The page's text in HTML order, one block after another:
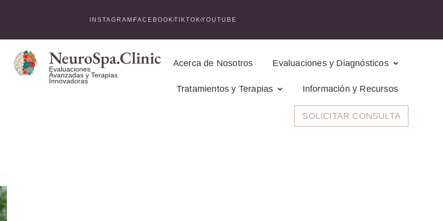
INSTAGRAM FACEBOOKTIKTOKYOUTUBE
NeuroSpa.Clinic
Evaluaciones
Avanzadas y Terapias
Innovadoras
Acerca de Nosotros Evaluaciones y Diagnósticos
Tratamientos y Terapias Información y Recursos
SOLICITAR CONSULTA